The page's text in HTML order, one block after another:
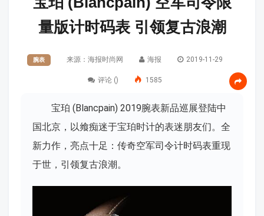
量版计时码表 引领复古浪潮
腕表 来源：海报时尚网 海报 2019-11-29
评论 () 1585
宝珀 (Blancpain) 2019腕表新品巡展登陆中
国北京，以飨痴迷于宝珀时计的表迷朋友们。全
新力作，亮点十足：传奇空军司令计时码表重现
于世，引领复古浪潮。